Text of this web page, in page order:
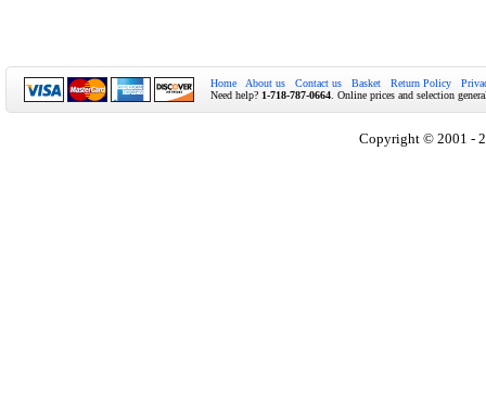
Home About us Contact us Basket Return Policy
Need help? 1-718-787-0664 . Online prices and selection
Copyright © 2001 -